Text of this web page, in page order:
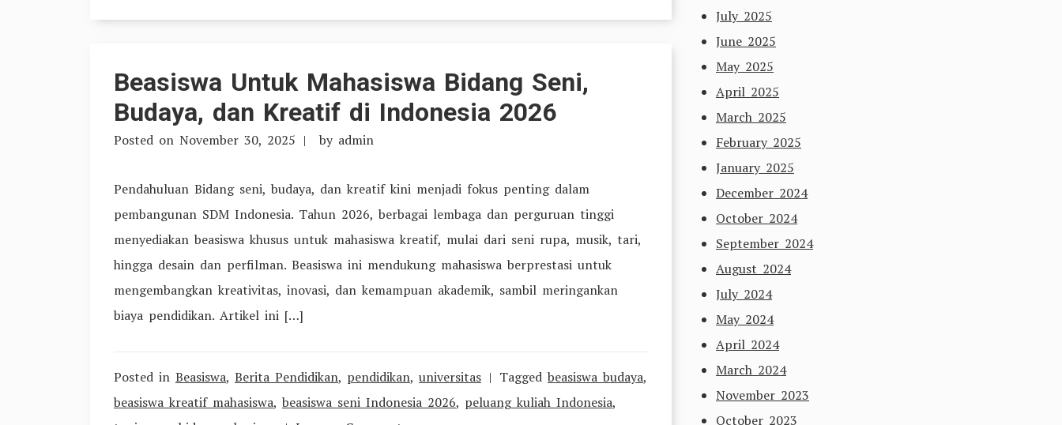
Tinggi
bagi
Siswa
Mampu
yang
Wajib
Diketahui
di
2025
Beasiswa Untuk Mahasiswa Bidang Seni,
Budaya, dan Kreatif di Indonesia 2026
Posted on November 30, 2025 by admin
Pendahuluan Bidang seni, budaya, dan kreatif kini menjadi fokus penting dalam
pembangunan SDM Indonesia. Tahun 2026, berbagai lembaga dan perguruan tinggi
menyediakan beasiswa khusus untuk mahasiswa kreatif, mulai dari seni rupa, musik, tari,
hingga desain dan perfilman. Beasiswa ini mendukung mahasiswa berprestasi untuk
mengembangkan kreativitas, inovasi, dan kemampuan akademik, sambil meringankan
biaya pendidikan. Artikel ini […]
Posted in Beasiswa, Berita Pendidikan, pendidikan, universitas Tagged beasiswa budaya,
beasiswa kreatif mahasiswa, beasiswa seni Indonesia 2026, peluang kuliah Indonesia,
July 2025
June 2025
May 2025
April 2025
March 2025
February 2025
January 2025
December 2024
October 2024
September 2024
August 2024
July 2024
May 2024
April 2024
March 2024
November 2023
October 2023